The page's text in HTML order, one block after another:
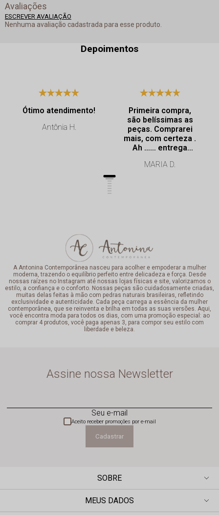
Avaliações
ESCREVER AVALIAÇÃO
Nenhuma avaliação cadastrada para esse produto.
Depoimentos
Ótimo atendimento!
Antônia H.
Primeira compra,
são belíssimas as
peças. Comprarei
mais, com certeza .
Ah …… entrega
Profissionalismo de
MARIA D.
A Antonina Contemporânea nasceu para acolher e empoderar a mulher
moderna, trazendo o equilíbrio perfeito entre delicadeza e força. Desde
nossas raízes no Instagram até nossas lojas físicas e site, valorizamos o
estilo, a confiança e o conforto. Nossas peças são cuidadosamente criadas,
muitas delas feitas à mão com pedras naturais brasileiras, refletindo
exclusividade e autenticidade. Cada peça carrega a essência da mulher
contemporânea, que se reinventa e brilha em todas as suas versões. Aqui,
você encontra moda para todos os dias, com uma promoção especial: ao
comprar 4 produtos, você paga apenas 3, para compor seu estilo com
liberdade e beleza.
Assine nossa Newsletter
Seu e-mail
Cadastrar
Aceito receber promoções por e-mail
SOBRE
MEUS DADOS